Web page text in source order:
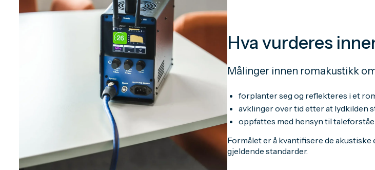
Hva vurderes
Målinger innen romakustikk
forplanter seg og reflekteres i et
avklinger over tid etter at lydkilden
oppfattes med hensyn til
Formålet er å kvantifisere de
gjeldende standarder.